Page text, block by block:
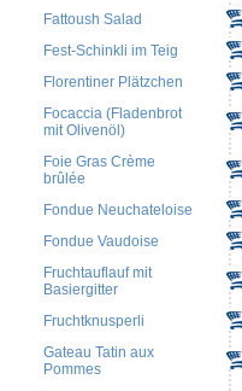
Fattoush Salad
Fest-Schinkli im Teig
Florentiner Plätzchen
Focaccia (Fladenbrot
mit Olivenöl)
Foie Gras Crème
brûlée
Fondue Neuchateloise
Fondue Vaudoise
Fruchtauflauf mit
Basiergitter
Fruchtknusperli
Gateau Tatin aux
Pommes